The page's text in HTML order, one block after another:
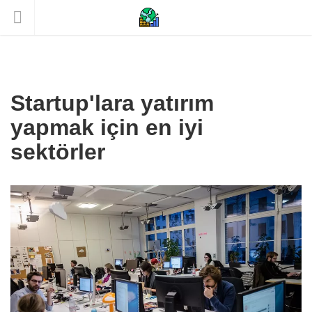
Startup'lara yatırım
yapmak için en iyi
sektörler